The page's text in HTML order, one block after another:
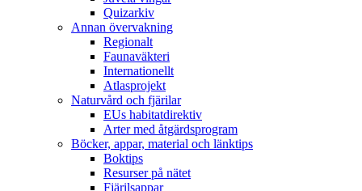
Quizarkiv
Annan övervakning
Regionalt
Faunaväkteri
Internationellt
Atlasprojekt
Naturvård och fjärilar
EUs habitatdirektiv
Arter med åtgärdsprogram
Böcker, appar, material och länktips
Boktips
Resurser på nätet
Fjärilsappar